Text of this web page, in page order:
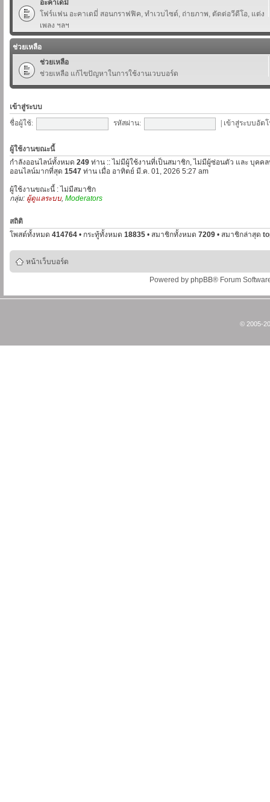
อะคาเดมี่
โฟร์แฟน อะคาเดมี่ สอนกราฟฟิค, ทำเวบไซต์, ถ่ายภาพ, ตัดต่อวีดีโอ, แต่ง
เพลง ฯลฯ
ช่วยเหลือ
ช่วยเหลือ
ช่วยเหลือ แก้ไขปัญหาในการใช้งานเวบบอร์ด
เข้าสู่ระบบ
ชื่อผู้ใช้:
รหัสผ่าน: เข้าสู่ระบบอัต
ผู้ใช้งานขณะนี้
กำลังออนไลน์ทั้งหมด 249 ท่าน :: ไม่มีผู้ใช้งานที่เป็นสมาชิก, ไม่มีผู้ซ่อนตัว และ บุคค
ออนไลน์มากที่สุด 1547 ท่าน เมื่อ อาทิตย์ มี.ค. 01, 2026 5:27 am
ผู้ใช้งานขณะนี้ : ไม่มีสมาชิก
กลุ่ม: ผู้ดูแลระบบ, Moderators
สถิติ
โพสต์ทั้งหมด 414764 • กระทู้ทั้งหมด 18835 • สมาชิกทั้งหมด 7209 • สมาชิกล่าสุด
หน้าเว็บบอร์ด
Powered by phpBB® Forum
© 2005-